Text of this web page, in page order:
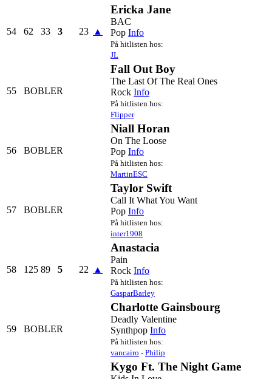
54 62 33 3 23 ▲
Ericka Jane
BAC
Pop Info
På hitlisten hos:
JL
55 BOBLER
Fall Out Boy
The Last Of The Real Ones
Rock Info
På hitlisten hos:
Flipper
56 BOBLER
Niall Horan
On The Loose
Pop Info
På hitlisten hos:
MartinESC
57 BOBLER
Taylor Swift
Call It What You Want
Pop Info
På hitlisten hos:
inter1908
58 125 89 5 22 ▲
Anastacia
Pain
Rock Info
På hitlisten hos:
GasparBarley
59 BOBLER
Charlotte Gainsbourg
Deadly Valentine
Synthpop Info
På hitlisten hos:
vancairo - Philip
Kygo Ft. The Night Game